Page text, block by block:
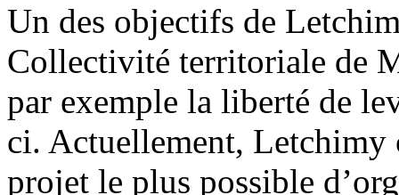
Un des objectifs de
Collectivité territoriale de
par exemple la liberté de
ci. Actuellement, Letchimy
projet le plus possible